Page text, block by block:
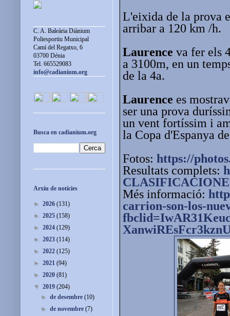
L'eixida de la prova
arribar a 120 km /h.
Laurence va fer els
a 3100m, en un
de la 4a.
Laurence es
ser una prova
un vent fortíssim i
la Copa d'Espanya
Fotos: https://
Resultats complets:
Més informació:
carrion-son-los-
fbclid=
C. A. Baleària Diànium
Poliesportiu Municipal
Camí del Regatxo, 6
03700 Dénia
Tel. 665529083
info@cadianium.org
Busca en cadianium.org
Arxiu de notícies
► 2026 (131)
► 2025 (158)
► 2024 (129)
► 2023 (114)
► 2022 (125)
► 2021 (94)
► 2020 (81)
▼ 2019 (204)
►de desembre(10)
►de novembre(7)